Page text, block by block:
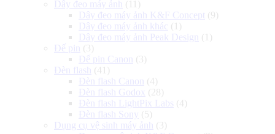
Dây đeo máy ảnh
(11)
Dây đeo máy ảnh K&F Concept (9)
Dây đeo máy ảnh khác (1)
Dây đeo máy ảnh Peak Design
(1)
Đế pin
(3)
Đế pin Canon
(3)
Đèn flash
(41)
Đèn flash Canon
(4)
Đèn flash Godox (28)
Đèn flash LightPix Labs (4)
Đèn flash Sony (5)
Dụng cụ vệ sinh máy ảnh
(3)